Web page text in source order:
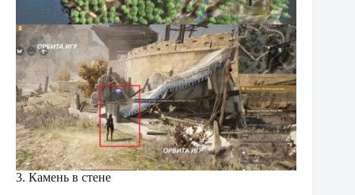
3. Камень в стене